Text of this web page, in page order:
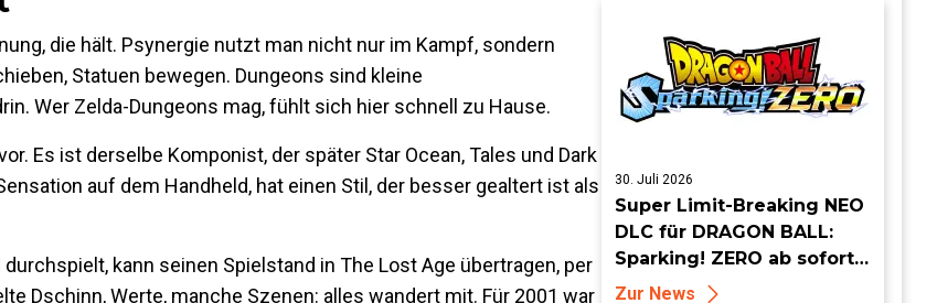
die hält. Psynergie nutzt man nicht nur im Kampf, sondern
Statuen bewegen. Dungeons sind kleine
Wer Zelda-Dungeons mag, fühlt sich hier schnell zu Hause.
Es ist derselbe Komponist, der später Star Ocean, Tales und Dark
auf dem Handheld, hat einen Stil, der besser gealtert ist als
kann seinen Spielstand in The Lost Age übertragen, per
Dschinn, Werte, manche Szenen: alles wandert mit. Für 2001 war
30. Juli 2026
Super Limit-Breaking NEO
DLC für DRAGON BALL:
Sparking! ZERO ab sofort
erhältlich
Zur News